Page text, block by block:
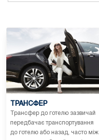
ТРАНСФЕР
Трансфер до готелю зазвичай
передбачає транспортування
до готелю або назад, часто між